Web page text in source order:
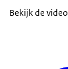
Bekijk de video